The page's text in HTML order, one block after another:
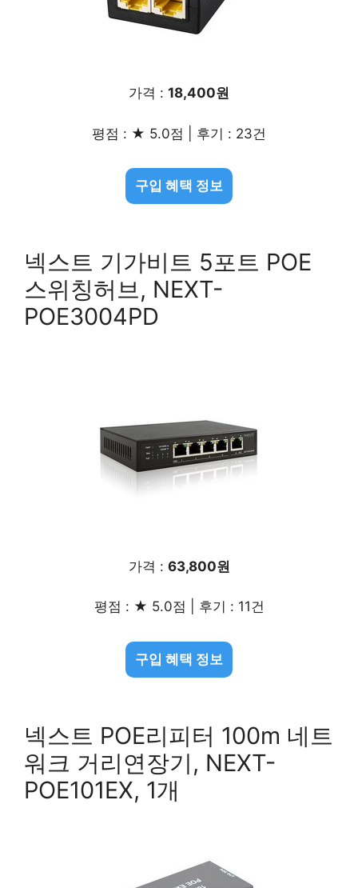
가격 : 18,400원
평점 : ★ 5.0점 | 후기 : 23건
구입 혜택 정보
넥스트 기가비트 5포트 POE
스위칭허브, NEXT-
POE3004PD
가격 : 63,800원
평점 : ★ 5.0점 | 후기 : 11건
구입 혜택 정보
넥스트 POE리피터 100m 네트
워크 거리연장기, NEXT-
POE101EX, 1개